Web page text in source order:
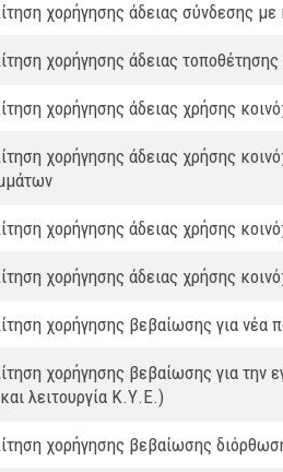
χορήγησης άδειας σύνδεσης
χορήγησης άδειας τοποθέτησης
χορήγησης άδειας χρήσης
χορήγησης άδειας χρήσης
χορήγησης άδειας χρήσης
χορήγησης άδειας χρήσης
χορήγησης βεβαίωσης για νέα
χορήγησης βεβαίωσης για την
λειτουργία Κ.Υ.Ε.)
χορήγησης βεβαίωσης